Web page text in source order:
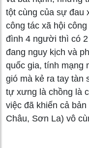
tột cùng của sự đau
công tác xã hội
đình 4 người thì có
đang nguy kịch và
quốc gia, tính mạng
gió mà kẻ ra tay tàn
tự xưng là chồng là
việc đã khiến cả
Châu, Sơn La) vô